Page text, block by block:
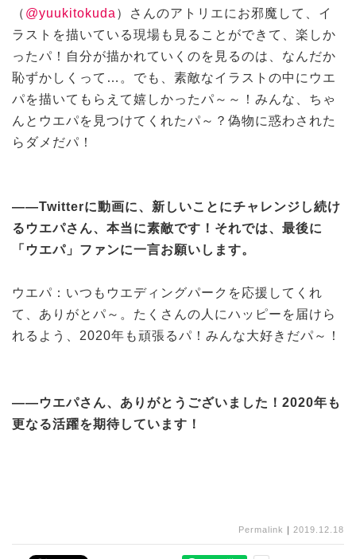
（ @yuukitokuda ）さんのアトリエにお邪魔して、イ
ラストを描いている現場も見ることができて、楽しか
ったパ！自分が描かれていくのを見るのは、なんだか
恥ずかしくって…。でも、素敵なイラストの中にウエ
パを描いてもらえて嬉しかったパ～～！みんな、ちゃ
んとウエパを見つけてくれたパ～？偽物に惑わされた
らダメだパ！
——Twitterに動画に、新しいことにチャレンジし続け
るウエパさん、本当に素敵です！それでは、最後に
「ウエパ」ファンに一言お願いします。
ウエパ：いつもウエディングパークを応援してくれ
て、ありがとパ～。たくさんの人にハッピーを届けら
れるよう、2020年も頑張るパ！みんな大好きだパ～！
——ウエパさん、ありがとうございました！2020年も
更なる活躍を期待しています！
Permalink 2019.12.18